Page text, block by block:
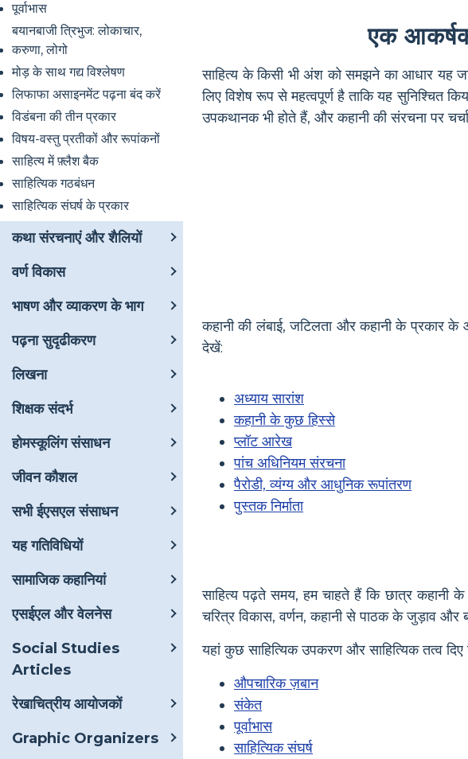
पूर्वाभास
बयानबाजी त्रिभुज: लोकाचार,
करुणा, लोगो
मोड़ के साथ गद्य विश्लेषण
लिफाफा असाइनमेंट पढ़ना बंद करें
विडंबना की तीन प्रकार
विषय-वस्तु प्रतीकों और रूपांकनों
साहित्य में फ़्लैश बैक
साहित्यिक गठबंधन
साहित्यिक संघर्ष के प्रकार
कथा संरचनाएं और शैलियों
वर्ण विकास
भाषण और व्याकरण के भाग
पढ़ना सुदृढीकरण
लिखना
शिक्षक संदर्भ
होमस्कूलिंग संसाधन
जीवन कौशल
सभी ईएसएल संसाधन
यह गतिविधियों
सामाजिक कहानियां
एसईएल और वेलनेस
Social Studies
Articles
रेखाचित्रीय आयोजकों
Graphic Organizers
एक
साहित्य के किसी भी अंश को समझने का आधार यह
लिए विशेष रूप से महत्वपूर्ण है ताकि यह
उपकथानक भी होते हैं, और कहानी की संरचना पर
कहानी की लंबाई, जटिलता और कहानी के प्रकार
देखें:
अध्याय सारांश
कहानी के कुछ हिस्से
प्लॉट आरेख
पांच अधिनियम संरचना
पैरोडी, व्यंग्य और आधुनिक रूपांतरण
पुस्तक निर्माता
साहित्य पढ़ते समय, हम चाहते हैं कि छात्र कहानी
चरित्र विकास, वर्णन, कहानी से पाठक के जुड़ाव
यहां कुछ साहित्यिक उपकरण और साहित्यिक तत्व
औपचारिक ज़बान
संकेत
पूर्वाभास
साहित्यिक संघर्ष